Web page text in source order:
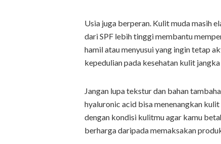
Usia juga berperan. Kulit muda masih
dari SPF lebih tinggi membantu
hamil atau menyusui yang ingin tetap
kepedulian pada kesehatan kulit
Jangan lupa tekstur dan bahan
hyaluronic acid bisa menenangkan
dengan kondisi kulitmu agar kamu
berharga daripada memaksakan